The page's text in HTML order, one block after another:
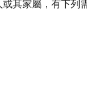
其家屬，有下列